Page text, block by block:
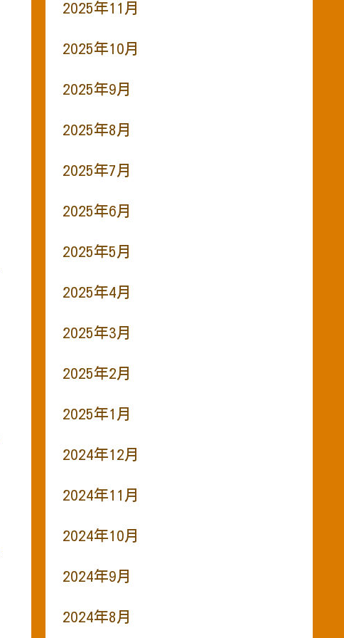
2025年11月
2025年10月
2025年9月
2025年8月
2025年7月
2025年6月
2025年5月
2025年4月
2025年3月
2025年2月
2025年1月
2024年12月
2024年11月
2024年10月
2024年9月
2024年8月